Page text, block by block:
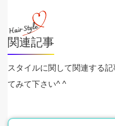
関連記事
スタイルに関して関連する
てみて下さい^ ^